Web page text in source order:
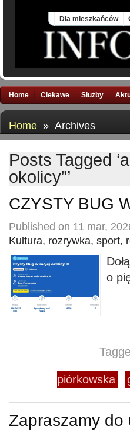
Dla mieszkańców
Home Ciekawe Służby
Home » Archives
Posts Tagged
okolicy”’
CZYSTY BUG
Published on 11 mar,
Kultura, rozrywka, sport,
o
piórkowska
Zapraszamy do